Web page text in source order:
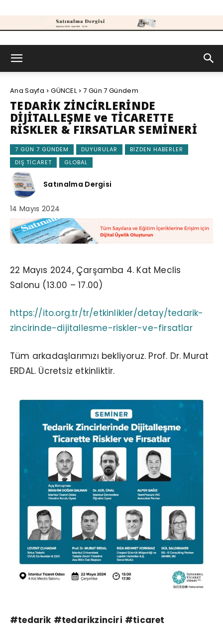
Dergisi
Ana Sayfa GÜNCEL 7 Gün 7 Gündem
TEDARİK ZİNCİRLERİNDE
DİJİTALLEŞME ve TİCARETTE
RİSKLER & FIRSATLAR SEMİNERİ
7 GÜN 7 GÜNDEM DUYURULAR
BIZDEN HABERLER
DIŞ TICARET
GLOBAL
Satınalma Dergisi
14 Mayıs 2024
22 Mayıs 2024, Çarşamba 4. Kat Meclis
Salonu (13.00 – 17.00)
https://ito.org.tr/tr/etkinlikler/detay/tedarik-
zincirinde-dijitallesme-riskler-ve-firsatlar
Tüm arkadaşlarımızı bekliyoruz. Prof. Dr. Murat
ERDAL. Ücretsiz etkinliktir.
#tedarik #tedarikzinciri #ticaret